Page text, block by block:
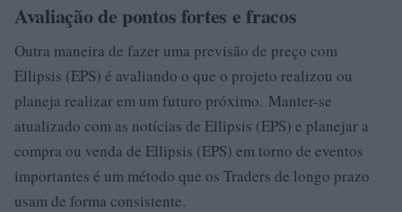
Avaliação de pontos fortes e fracos
Outra maneira de fazer uma previsão de preço com
Ellipsis (EPS) é avaliando o que o projeto realizou ou
planeja realizar em um futuro próximo. Manter-se
atualizado com as notícias de Ellipsis (EPS) e planejar a
compra ou venda de Ellipsis (EPS) em torno de eventos
importantes é um método que os Traders de longo prazo
usam de forma consistente.